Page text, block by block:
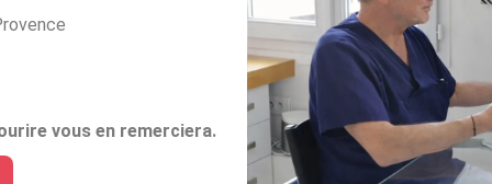
vous en remerciera.